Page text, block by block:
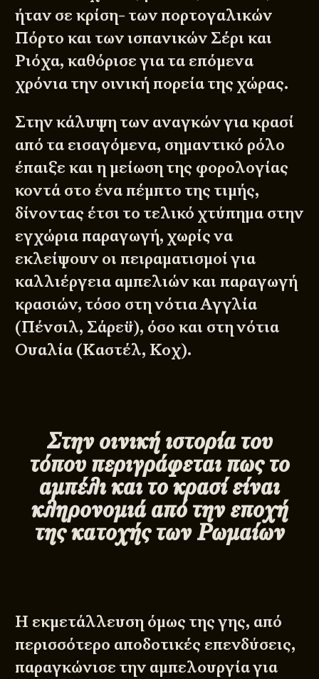
ήταν σε κρίση- των πορτογαλικών
Πόρτο και των ισπανικών Σέρι και
Ριόχα, καθόρισε για τα επόμενα
χρόνια την οινική πορεία της χώρας.
Στην κάλυψη των αναγκών για κρασί
από τα εισαγόμενα, σημαντικό ρόλο
έπαιξε και η μείωση της φορολογίας
κοντά στο ένα πέμπτο της τιμής,
δίνοντας έτσι το τελικό χτύπημα στην
εγχώρια παραγωγή, χωρίς να
εκλείψουν οι πειραματισμοί για
καλλιέργεια αμπελιών και παραγωγή
κρασιών, τόσο στη νότια Αγγλία
(Πένσιλ, Σάρεϋ), όσο και στη νότια
Ουαλία (Καστέλ, Κοχ).
Στην οινική ιστορία του
τόπου περιγράφεται πως το
αμπέλι και το κρασί είναι
κληρονομιά από την εποχή
της κατοχής των Ρωμαίων
Η εκμετάλλευση όμως της γης, από
περισσότερο αποδοτικές επενδύσεις,
παραγκώνισε την αμπελουργία για